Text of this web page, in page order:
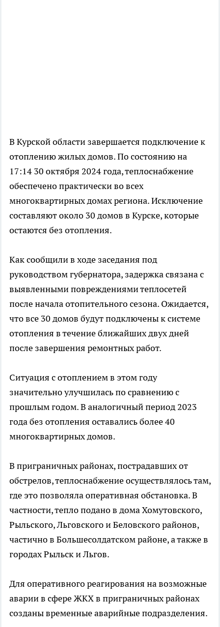
В Курской области завершается подключение к
отоплению жилых домов. По состоянию на
17:14 30 октября 2024 года, теплоснабжение
обеспечено практически во всех
многоквартирных домах региона. Исключение
составляют около 30 домов в Курске, которые
остаются без отопления.
Как сообщили в ходе заседания под
руководством губернатора, задержка связана с
выявленными повреждениями теплосетей
после начала отопительного сезона. Ожидается,
что все 30 домов будут подключены к системе
отопления в течение ближайших двух дней
после завершения ремонтных работ.
Ситуация с отоплением в этом году
значительно улучшилась по сравнению с
прошлым годом. В аналогичный период 2023
года без отопления оставались более 40
многоквартирных домов.
В приграничных районах, пострадавших от
обстрелов, теплоснабжение осуществлялось там,
где это позволяла оперативная обстановка. В
частности, тепло подано в дома Хомутовского,
Рыльского, Льговского и Беловского районов,
частично в Большесолдатском районе, а также в
городах Рыльск и Льгов.
Для оперативного реагирования на возможные
аварии в сфере ЖКХ в приграничных районах
созданы временные аварийные подразделения.